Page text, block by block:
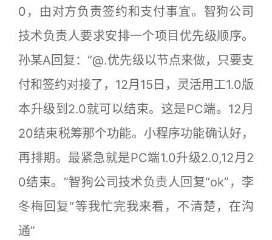
0，由对方负责签约和支付事宜。智狗公司
技术负责人要求安排一个项目优先级顺序。
孙某A回复：“@.优先级以节点来做，只要支
付和签约对接了，12月15日，灵活用工1.0版
本升级到2.0就可以结束。这是PC端。12月
20结束税筹那个功能。小程序功能确认好，
再排期。最紧急就是PC端1.0升级2.0,12月2
0结束。”智狗公司技术负责人回复“ok”，李
冬梅回复“等我忙完我来看，不清楚，在沟
通”